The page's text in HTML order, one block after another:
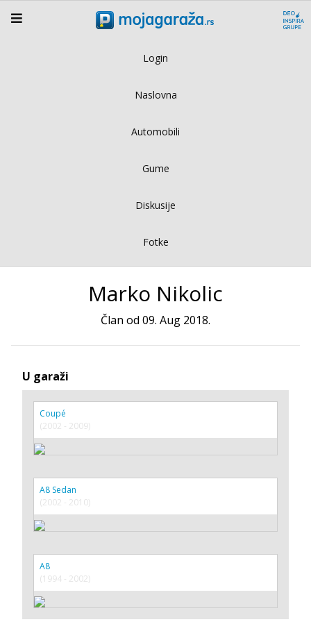
Login
Naslovna
Automobili
Gume
Diskusije
Fotke
Marko Nikolic
Član od 09. Aug 2018.
U garaži
Coupé
(2002 - 2009)
A8 Sedan
(2002 - 2010)
A8
(1994 - 2002)